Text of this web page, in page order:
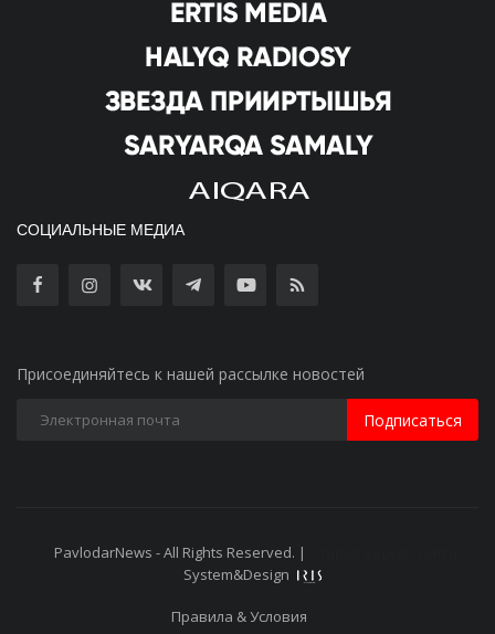
СОЦИАЛЬНЫЕ МЕДИА
Присоединяйтесь к нашей рассылке новостей
Подписаться
PavlodarNews - All Rights Reserved. |
System&Design
Правила & Условия